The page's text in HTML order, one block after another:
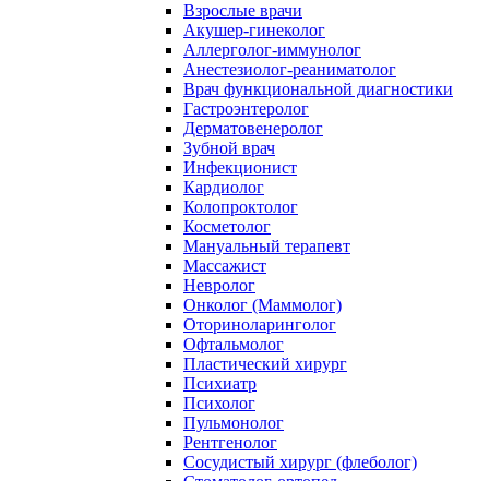
Взрослые врачи
Акушер-гинеколог
Аллерголог-иммунолог
Анестезиолог-реаниматолог
Врач функциональной диагностики
Гастроэнтеролог
Дерматовенеролог
Зубной врач
Инфекционист
Кардиолог
Колопроктолог
Косметолог
Мануальный терапевт
Массажист
Невролог
Онколог (Маммолог)
Оториноларинголог
Офтальмолог
Пластический хирург
Психиатр
Психолог
Пульмонолог
Рентгенолог
Сосудистый хирург (флеболог)